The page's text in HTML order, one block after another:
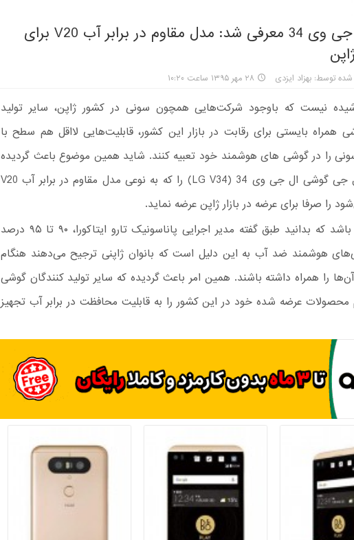
گوشی ال جی وی 34 معرفی شد: مدل مقاوم در برابر آب V20 برای
توسط: بهزاد ایزدی ۲۸ مهر ۱۳۹۵ ساعت ۱۰:۲۰
نیست که باوجود شرکت‌هایی همچون سونی در کشور ژاپن، سایر تولید
همراه بایستی برای رقابت در بازار این کشور، قابلیت‌هایی لااقل هم سطح با
را در گوشی های هوشمند خود تعبیه کنند. شاید همین موضوع باعث گردیده
که شرکت ال جی گوشی ال جی وی 34 (LG V34) را که به نوعی مدل مقاوم در برابر آب V20
را صرفا برای عرضه در بازار ژاپن عرضه نماید.
شاید جالب باشد که بدانید طبق گفته مدیر اجرایی پاناسونیک تارو ایتاکورا، ۹۰ تا ۹۵ درصد
هوشمند ضد آب به این دلیل است که بانوان ژاپنی ترجیح می‌دهند هنگام
را همراه داشته باشند. همین امر باعث گردیده که سایر تولید کنندگان گوشی
عرضه شده خود در این کشور را به قابلیت محافظت در برابر آب تجهیز